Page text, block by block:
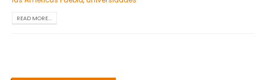
READ MORE...